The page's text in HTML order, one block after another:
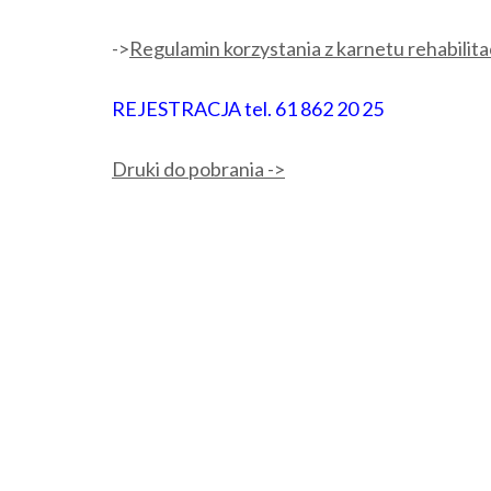
->Regulamin korzystania z karnetu
REJESTRACJA tel. 61 862 20 25
Druki do pobrania ->